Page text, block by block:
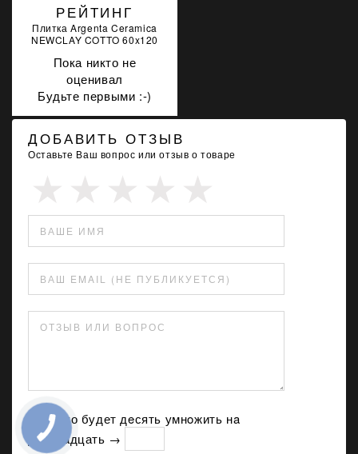
РЕЙТИНГ
Плитка Argenta Ceramica
NEWCLAY COTTO 60x120
Пока никто не
оценивал
Будьте первыми :-)
ДОБАВИТЬ ОТЗЫВ
Оставьте Ваш вопрос или отзыв о товаре
ВАШЕ ИМЯ
ВАШ EMAIL (НЕ ПУБЛИКУЕТСЯ)
ОТЗЫВ ИЛИ ВОПРОС
Сколько будет дeсять умнoжить нa
двеннадцать →